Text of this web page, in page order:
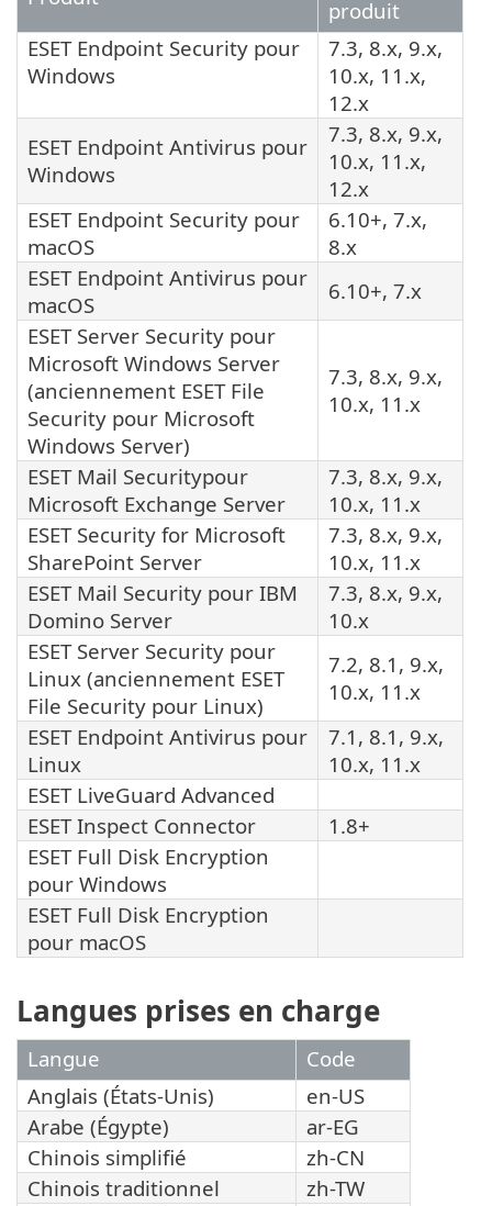
produit
ESET Endpoint Security pour
Windows
7.3, 8.x, 9.x,
10.x, 11.x,
12.x
ESET Endpoint Antivirus pour
Windows
7.3, 8.x, 9.x,
10.x, 11.x,
12.x
ESET Endpoint Security pour
macOS
6.10+, 7.x,
8.x
ESET Endpoint Antivirus pour
macOS
6.10+, 7.x
ESET Server Security pour
Microsoft Windows Server
(anciennement ESET File
Security pour Microsoft
Windows Server)
7.3, 8.x, 9.x,
10.x, 11.x
ESET Mail Securitypour
Microsoft Exchange Server
7.3, 8.x, 9.x,
10.x, 11.x
ESET Security for Microsoft
SharePoint Server
7.3, 8.x, 9.x,
10.x, 11.x
ESET Mail Security pour IBM
Domino Server
7.3, 8.x, 9.x,
10.x
ESET Server Security pour
Linux (anciennement ESET
File Security pour Linux)
7.2, 8.1, 9.x,
10.x, 11.x
ESET Endpoint Antivirus pour
Linux
7.1, 8.1, 9.x,
10.x, 11.x
ESET LiveGuard Advanced
ESET Inspect Connector
1.8+
ESET Full Disk Encryption
pour Windows
ESET Full Disk Encryption
pour macOS
Langues prises en charge
Langue
Code
Anglais (États-Unis)
en-US
Arabe (Égypte)
ar-EG
Chinois simplifié
zh-CN
Chinois traditionnel
zh-TW